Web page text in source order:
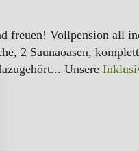
freuen! Vollpension all
2 Saunaoasen,
Unsere